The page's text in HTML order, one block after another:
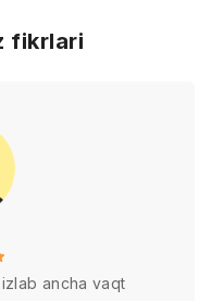
fikrlari
ancha vaqt